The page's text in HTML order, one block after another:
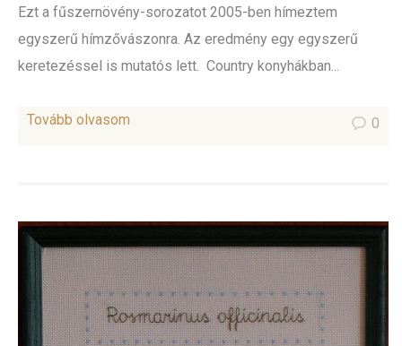
Ezt a fűszernövény-sorozatot 2005-ben hímeztem
egyszerű hímzővászonra. Az eredmény egy egyszerű
keretezéssel is mutatós lett. Country konyhákban...
Tovább olvasom 0